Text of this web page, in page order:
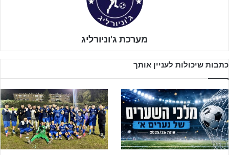
לפרטים נוספים והרשמה – לחצו!!!
ב-7/10 ירון שהיה במחלקת מרגמות בתפקיד טען, לא היסס לרגע ותוך
מספר דקות כשהגיעו המחבלים, התחיל בלחימה. ירון ירה מעל 300
מערכת ג'וניורליג
כתבות שיכולות לעניין אותך